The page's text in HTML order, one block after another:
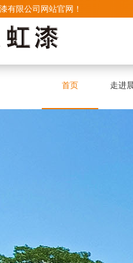
有限公司网站官网！
首页 走进